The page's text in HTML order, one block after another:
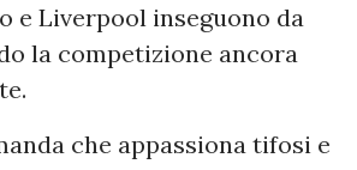
e Liverpool inseguono da
la competizione ancora
che appassiona tifosi e